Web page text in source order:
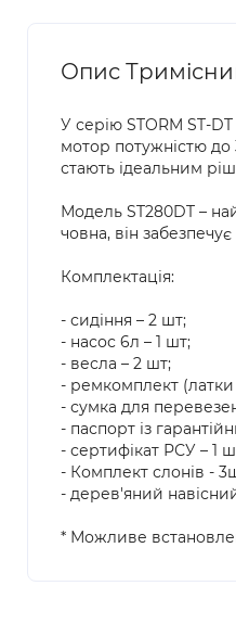
Опис
У серію STORM ST-
мотор потужністю до
стають ідеальним
Модель ST280DT –
човна, він
Комплектація:
- сидіння – 2 шт;
- насос 6л – 1 шт;
- весла – 2 шт;
- ремкомплект (латки
- сумка для
- паспорт із
- сертифікат РСУ – 1
- Комплект слонів -
- дерев'яний
* Можливе